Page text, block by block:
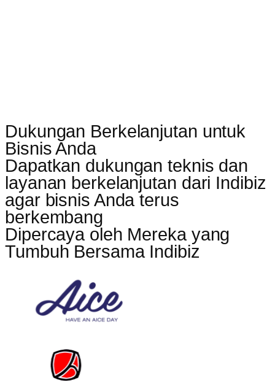
Dukungan Berkelanjutan untuk
Bisnis Anda
Dapatkan dukungan teknis dan
layanan berkelanjutan dari Indibiz
agar bisnis Anda terus
berkembang
Dipercaya oleh Mereka yang
Tumbuh Bersama Indibiz